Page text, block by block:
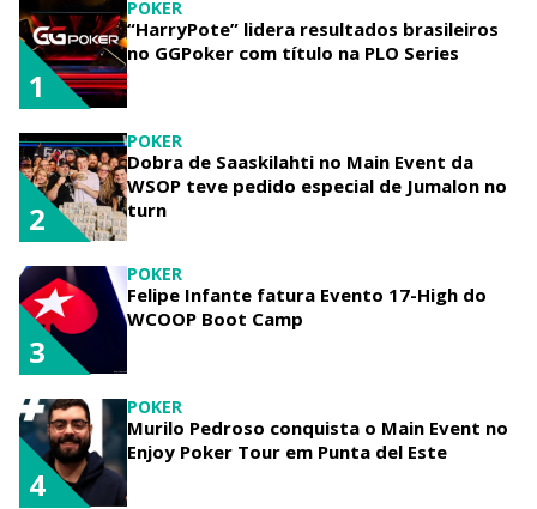
POKER
“HarryPote” lidera resultados brasileiros
no GGPoker com título na PLO Series
1
POKER
Dobra de Saaskilahti no Main Event da
WSOP teve pedido especial de Jumalon no
turn
2
POKER
Felipe Infante fatura Evento 17-High do
WCOOP Boot Camp
3
POKER
Murilo Pedroso conquista o Main Event no
Enjoy Poker Tour em Punta del Este
4